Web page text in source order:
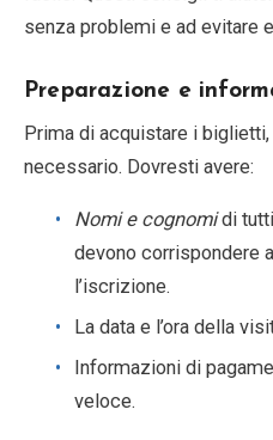
senza problemi e ad evitare
Preparazione e
Prima di acquistare i
necessario. Dovresti avere:
Nomi e cognomidi
devono corrispondere
l’iscrizione.
La data e l’ora della
Informazioni di
veloce.